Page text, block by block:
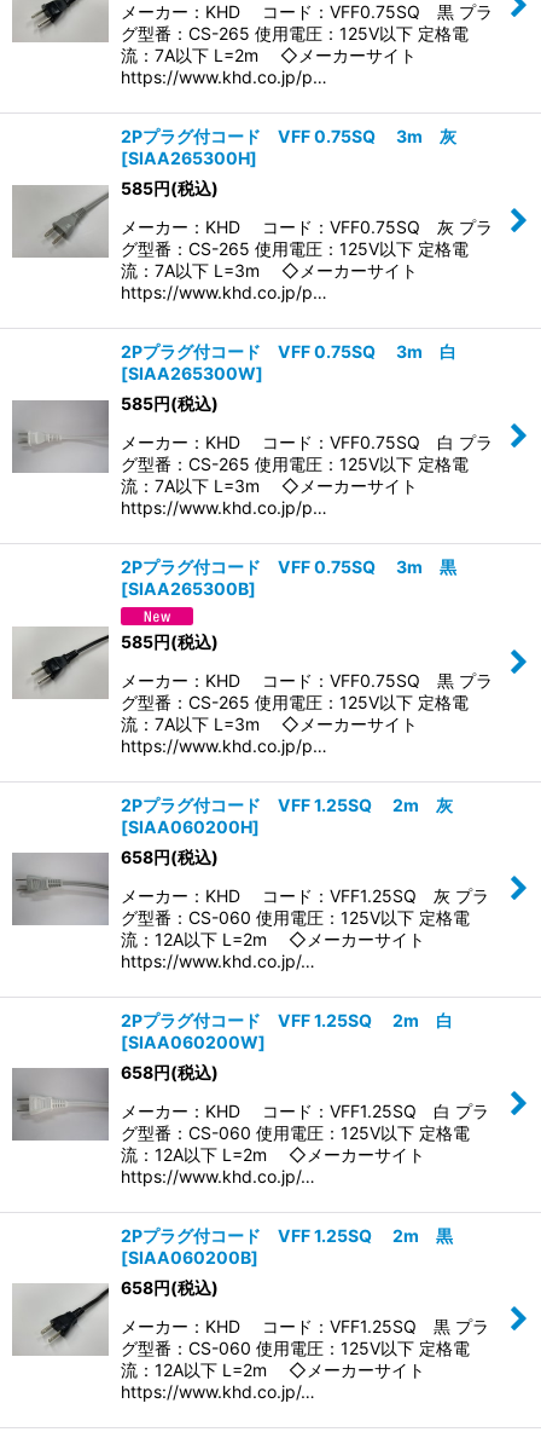
メーカー：KHD コード：VFF0.75SQ 黒 プラ
グ型番：CS-265 使用電圧：125V以下 定格電
流：7A以下 L=2m ◇メーカーサイト
https://www.khd.co.jp/p…
2Pプラグ付コード VFF 0.75SQ 3m 灰
[SIAA265300H]
585円(税込)
メーカー：KHD コード：VFF0.75SQ 灰 プラ
グ型番：CS-265 使用電圧：125V以下 定格電
流：7A以下 L=3m ◇メーカーサイト
https://www.khd.co.jp/p…
2Pプラグ付コード VFF 0.75SQ 3m 白
[SIAA265300W]
585円(税込)
メーカー：KHD コード：VFF0.75SQ 白 プラ
グ型番：CS-265 使用電圧：125V以下 定格電
流：7A以下 L=3m ◇メーカーサイト
https://www.khd.co.jp/p…
2Pプラグ付コード VFF 0.75SQ 3m 黒
[SIAA265300B]
585円(税込)
メーカー：KHD コード：VFF0.75SQ 黒 プラ
グ型番：CS-265 使用電圧：125V以下 定格電
流：7A以下 L=3m ◇メーカーサイト
https://www.khd.co.jp/p…
2Pプラグ付コード VFF 1.25SQ 2m 灰
[SIAA060200H]
658円(税込)
メーカー：KHD コード：VFF1.25SQ 灰 プラ
グ型番：CS-060 使用電圧：125V以下 定格電
流：12A以下 L=2m ◇メーカーサイト
https://www.khd.co.jp/…
2Pプラグ付コード VFF 1.25SQ 2m 白
[SIAA060200W]
658円(税込)
メーカー：KHD コード：VFF1.25SQ 白 プラ
グ型番：CS-060 使用電圧：125V以下 定格電
流：12A以下 L=2m ◇メーカーサイト
https://www.khd.co.jp/…
2Pプラグ付コード VFF 1.25SQ 2m 黒
[SIAA060200B]
658円(税込)
メーカー：KHD コード：VFF1.25SQ 黒 プラ
グ型番：CS-060 使用電圧：125V以下 定格電
流：12A以下 L=2m ◇メーカーサイト
https://www.khd.co.jp/…